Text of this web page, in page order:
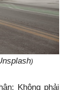
)
Không phải